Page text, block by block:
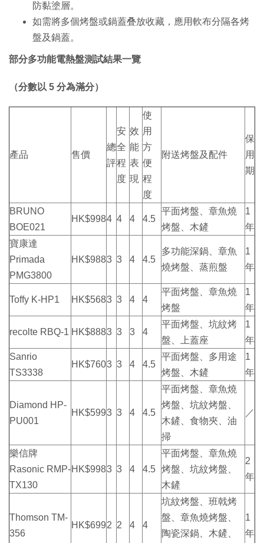
防黏塗層。
如需將多個烤盤或鍋蓋叠放收藏，應用軟布分隔各烤
盤及鍋蓋。
部分多功能電熱盤測試結果一覽
（分數以 5 分為滿分）
產品 售價
總
評
安
全
程
度
效
能
表
現
使
用
方
便
程
度
附送烤盤及配件
保
用
期
BRUNO
BOE021
HK$9984 4 4 4.5
平面烤盤、章魚燒
烤盤、木鏟
1
年
寶康達
Primada
PMG3800
HK$9883 3 4 4.5
多功能深鍋、章魚
燒烤盤、蒸煎盤
1
年
Toffy K-HP1 HK$5683 3 4 4
平面烤盤、章魚燒
烤盤
1
年
recolte RBQ-1 HK$8883 3 3 4
平面烤盤、坑紋烤
盤、上蓋座
1
年
Sanrio
TS3338
HK$7603 3 4 4.5
平面烤盤、多用途
烤盤、木鏟
1
年
Diamond HP-
PU001
HK$5993 3 4 4.5
平面烤盤、章魚燒
烤盤、坑紋烤盤、
木鏟、食物夾、油
掃
／
樂信牌
Rasonic RMP-
TX130
HK$9983 3 4 4.5
平面烤盤、章魚燒
烤盤、坑紋烤盤、
木鏟
2
年
Thomson TM-
356
HK$6992 2 4 4
坑紋烤盤、班戟烤
盤、章魚燒烤盤、
陶瓷深鍋、木鏟、
1
年